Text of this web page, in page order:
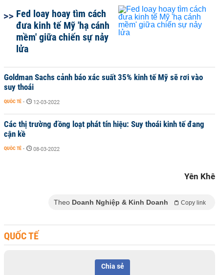
Fed loay hoay tìm cách
đưa kinh tế Mỹ 'hạ cánh
mềm' giữa chiến sự nảy
lửa
Goldman Sachs cảnh báo xác suất 35% kinh tế Mỹ sẽ rơi vào
suy thoái
QUỐC TẾ - 12-03-2022
Các thị trường đồng loạt phát tín hiệu: Suy thoái kinh tế đang
cận kề
QUỐC TẾ - 08-03-2022
Yên Khê
Theo Doanh Nghiệp & Kinh Doanh Copy link
QUỐC TẾ
Chia sẻ